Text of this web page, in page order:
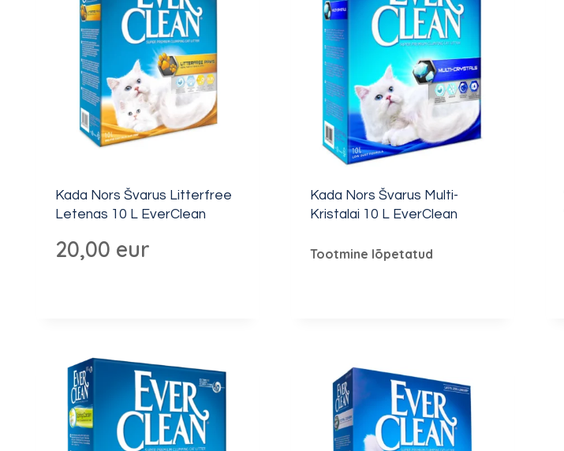
Kada Nors Švarus Litterfree
Letenas 10 L EverClean
20,00 eur
Kada Nors Švarus Multi-
Kristalai 10 L EverClean
Tootmine lõpetatud